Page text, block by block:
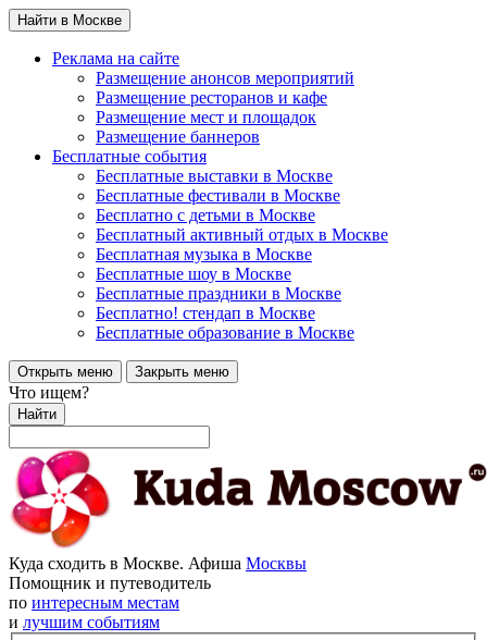
Найти в Москве
Реклама на сайте
Размещение анонсов мероприятий
Размещение ресторанов и кафе
Размещение мест и площадок
Размещение баннеров
Бесплатные события
Бесплатные выставки в Москве
Бесплатные фестивали в Москве
Бесплатно с детьми в Москве
Бесплатный активный отдых в Москве
Бесплатная музыка в Москве
Бесплатные шоу в Москве
Бесплатные праздники в Москве
Бесплатно! стендап в Москве
Бесплатные образование в Москве
Открыть меню Закрыть меню
Что ищем?
Найти
Куда сходить в Москве. Афиша Москвы
Помощник и путеводитель
по интересным местам
и лучшим событиям